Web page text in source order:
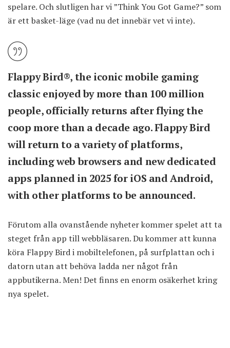
spelare. Och slutligen har vi ”Think You Got Game?” som
är ett basket-läge (vad nu det innebär vet vi inte).
Flappy Bird®, the iconic mobile gaming
classic enjoyed by more than 100 million
people, officially returns after flying the
coop more than a decade ago. Flappy Bird
will return to a variety of platforms,
including web browsers and new dedicated
apps planned in 2025 for iOS and Android,
with other platforms to be announced.
Förutom alla ovanstående nyheter kommer spelet att ta
steget från app till webbläsaren. Du kommer att kunna
köra Flappy Bird i mobiltelefonen, på surfplattan och i
datorn utan att behöva ladda ner något från
appbutikerna. Men! Det finns en enorm osäkerhet kring
nya spelet.